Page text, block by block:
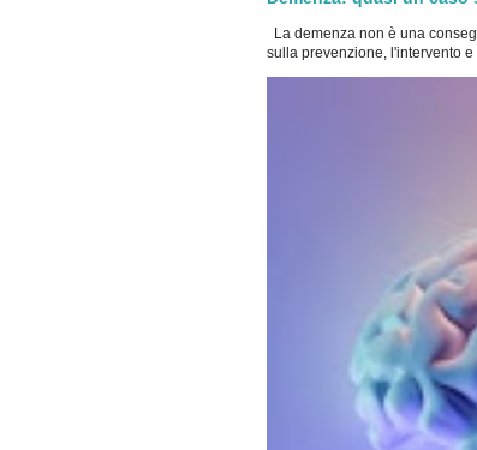
La demenza non è una
sulla prevenzione, l'intervento e